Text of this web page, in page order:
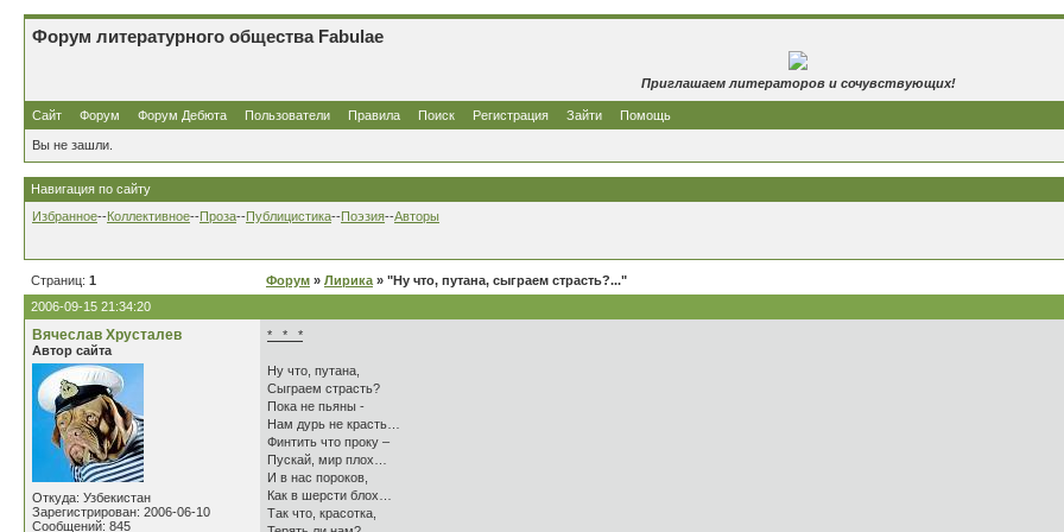
Форум литературного общества Fabulae
Приглашаем литераторов и сочувствующих!
Сайт Форум Форум Дебюта Пользователи Правила Поиск Регистрация Зайти Помощь
Вы не зашли.
Навигация по сайту
Избранное--Коллективное--Проза--Публицистика--Поэзия--Авторы
Страниц: 1 Форум » Лирика » "Ну что, путана, сыграем страсть?..."
2006-09-15 21:34:20
Вячеслав Хрусталев
Автор сайта
Откуда: Узбекистан
Зарегистрирован: 2006-06-10
Сообщений: 845
* * *
Ну что, путана,
Сыграем страсть?
Пока не пьяны -
Нам дурь не красть…
Финтить что проку –
Пускай, мир плох…
И в нас пороков,
Как в шерсти блох…
Так что, красотка,